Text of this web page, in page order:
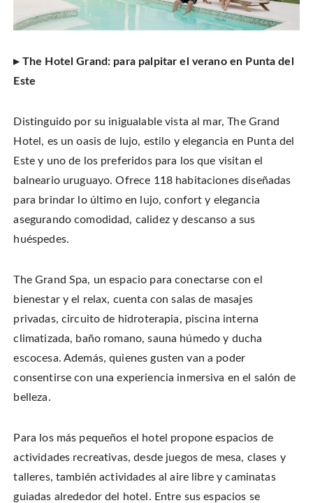
▸ The Hotel Grand: para palpitar el verano en Punta del
Este
Distinguido por su inigualable vista al mar, The Grand
Hotel, es un oasis de lujo, estilo y elegancia en Punta del
Este y uno de los preferidos para los que visitan el
balneario uruguayo. Ofrece 118 habitaciones diseñadas
para brindar lo último en lujo, confort y elegancia
asegurando comodidad, calidez y descanso a sus
huéspedes.
The Grand Spa, un espacio para conectarse con el
bienestar y el relax, cuenta con salas de masajes
privadas, circuito de hidroterapia, piscina interna
climatizada, baño romano, sauna húmedo y ducha
escocesa. Además, quienes gusten van a poder
consentirse con una experiencia inmersiva en el salón de
belleza.
Para los más pequeños el hotel propone espacios de
actividades recreativas, desde juegos de mesa, clases y
talleres, también actividades al aire libre y caminatas
guiadas alrededor del hotel. Entre sus espacios se